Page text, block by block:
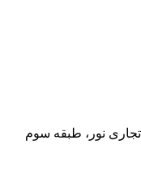
تجاری نور، طبقه سوم